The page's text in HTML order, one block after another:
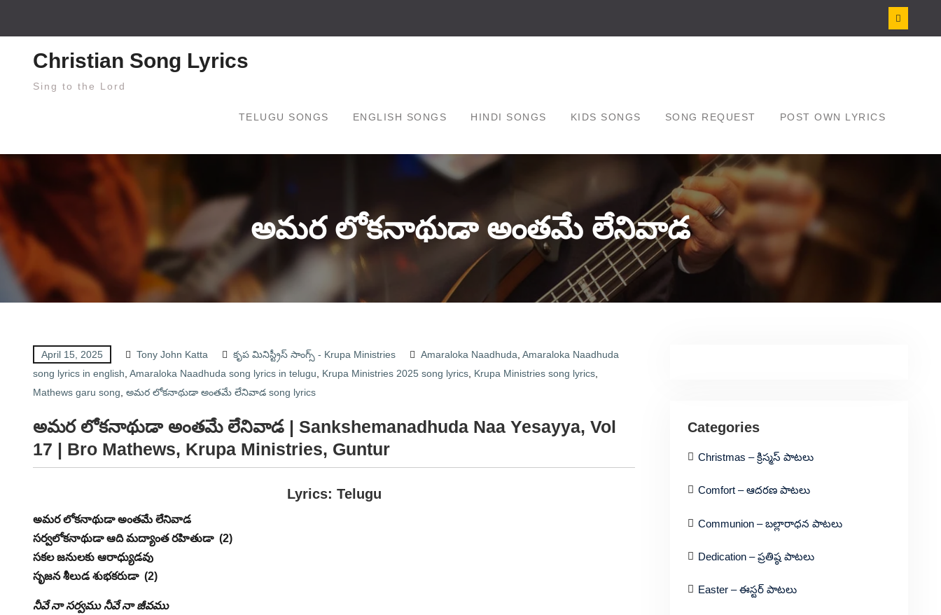
Christian Song Lyrics
Sing to the Lord
TELUGU SONGS ENGLISH SONGS HINDI SONGS KIDS SONGS SONG REQUEST POST OWN LYRICS
అమర లోకనాథుడా అంతమే లేనివాడ
April 15, 2025 Tony John Katta కృప మినిస్ట్రీస్ సాంగ్స్ - Krupa Ministries Amaraloka Naadhuda Amaraloka Naadhuda
song lyrics in english Amaraloka Naadhuda song lyrics in telugu Krupa Ministries 2025 song lyrics Krupa Ministries song lyrics
Mathews garu song అమర లోకనాథుడా అంతమే లేనివాడ song lyrics
అమర లోకనాథుడా అంతమే లేనివాడ | Sankshemanadhuda Naa Yesayya, Vol
17 | Bro Mathews, Krupa Ministries, Guntur
Lyrics: Telugu
అమర లోకనాథుడా అంతమే లేనివాడ
సర్వలోకనాథుడా ఆది మద్యాంత రహితుడా (2)
సకల జనులకు ఆరాధ్యుడవు
సృజన శీలుడ శుభకరుడా (2)
నీవే నా సర్వము నీవే నా జీవము
Categories
Christmas – క్రిస్మస్ పాటలు
Comfort – ఆదరణ పాటలు
Communion – బల్లారాధన పాటలు
Dedication – ప్రతిష్ఠ పాటలు
Easter – ఈస్టర్ పాటలు